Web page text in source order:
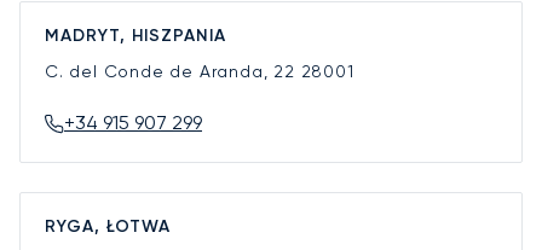
MADRYT, HISZPANIA
C. del Conde de Aranda, 22 28001
+34 915 907 299
RYGA, ŁOTWA